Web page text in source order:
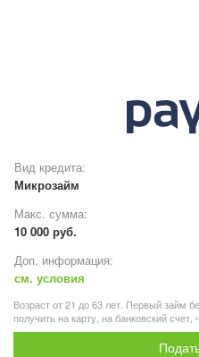
Вид кредита:
Микрозайм
Макс. сумма:
10 000 руб.
Доп. информация:
см. условия
Возраст от 21 до 63 лет. Первый займ
получить на карту, на банковский счет,